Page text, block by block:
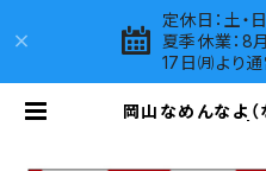
定休日：土・
夏季休業：8
17日㈪より
岡山なめんなよ（